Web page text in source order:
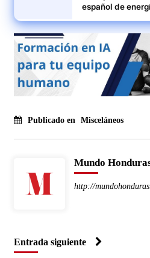
español de
Publicado en Misceláneos
Mundo
http://
Entrada siguiente